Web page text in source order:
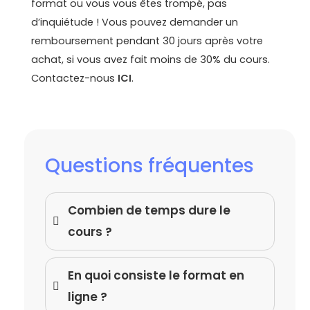
format ou vous vous êtes trompé, pas
d’inquiétude ! Vous pouvez demander un
remboursement pendant 30 jours après votre
achat, si vous avez fait moins de 30% du cours.
Contactez-nous ICI.
Questions fréquentes
Combien de temps dure le
cours ?
En quoi consiste le format en
ligne ?